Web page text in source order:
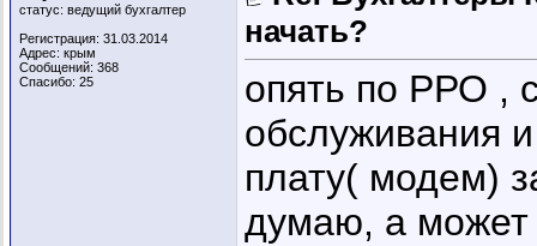
статус: ведущий бухгалтер
Регистрация: 31.03.2014
Адрес: крым
Сообщений: 368
Спасибо: 25
начать?
опять по РРО ,
обслуживания
плату( модем)
думаю, а может